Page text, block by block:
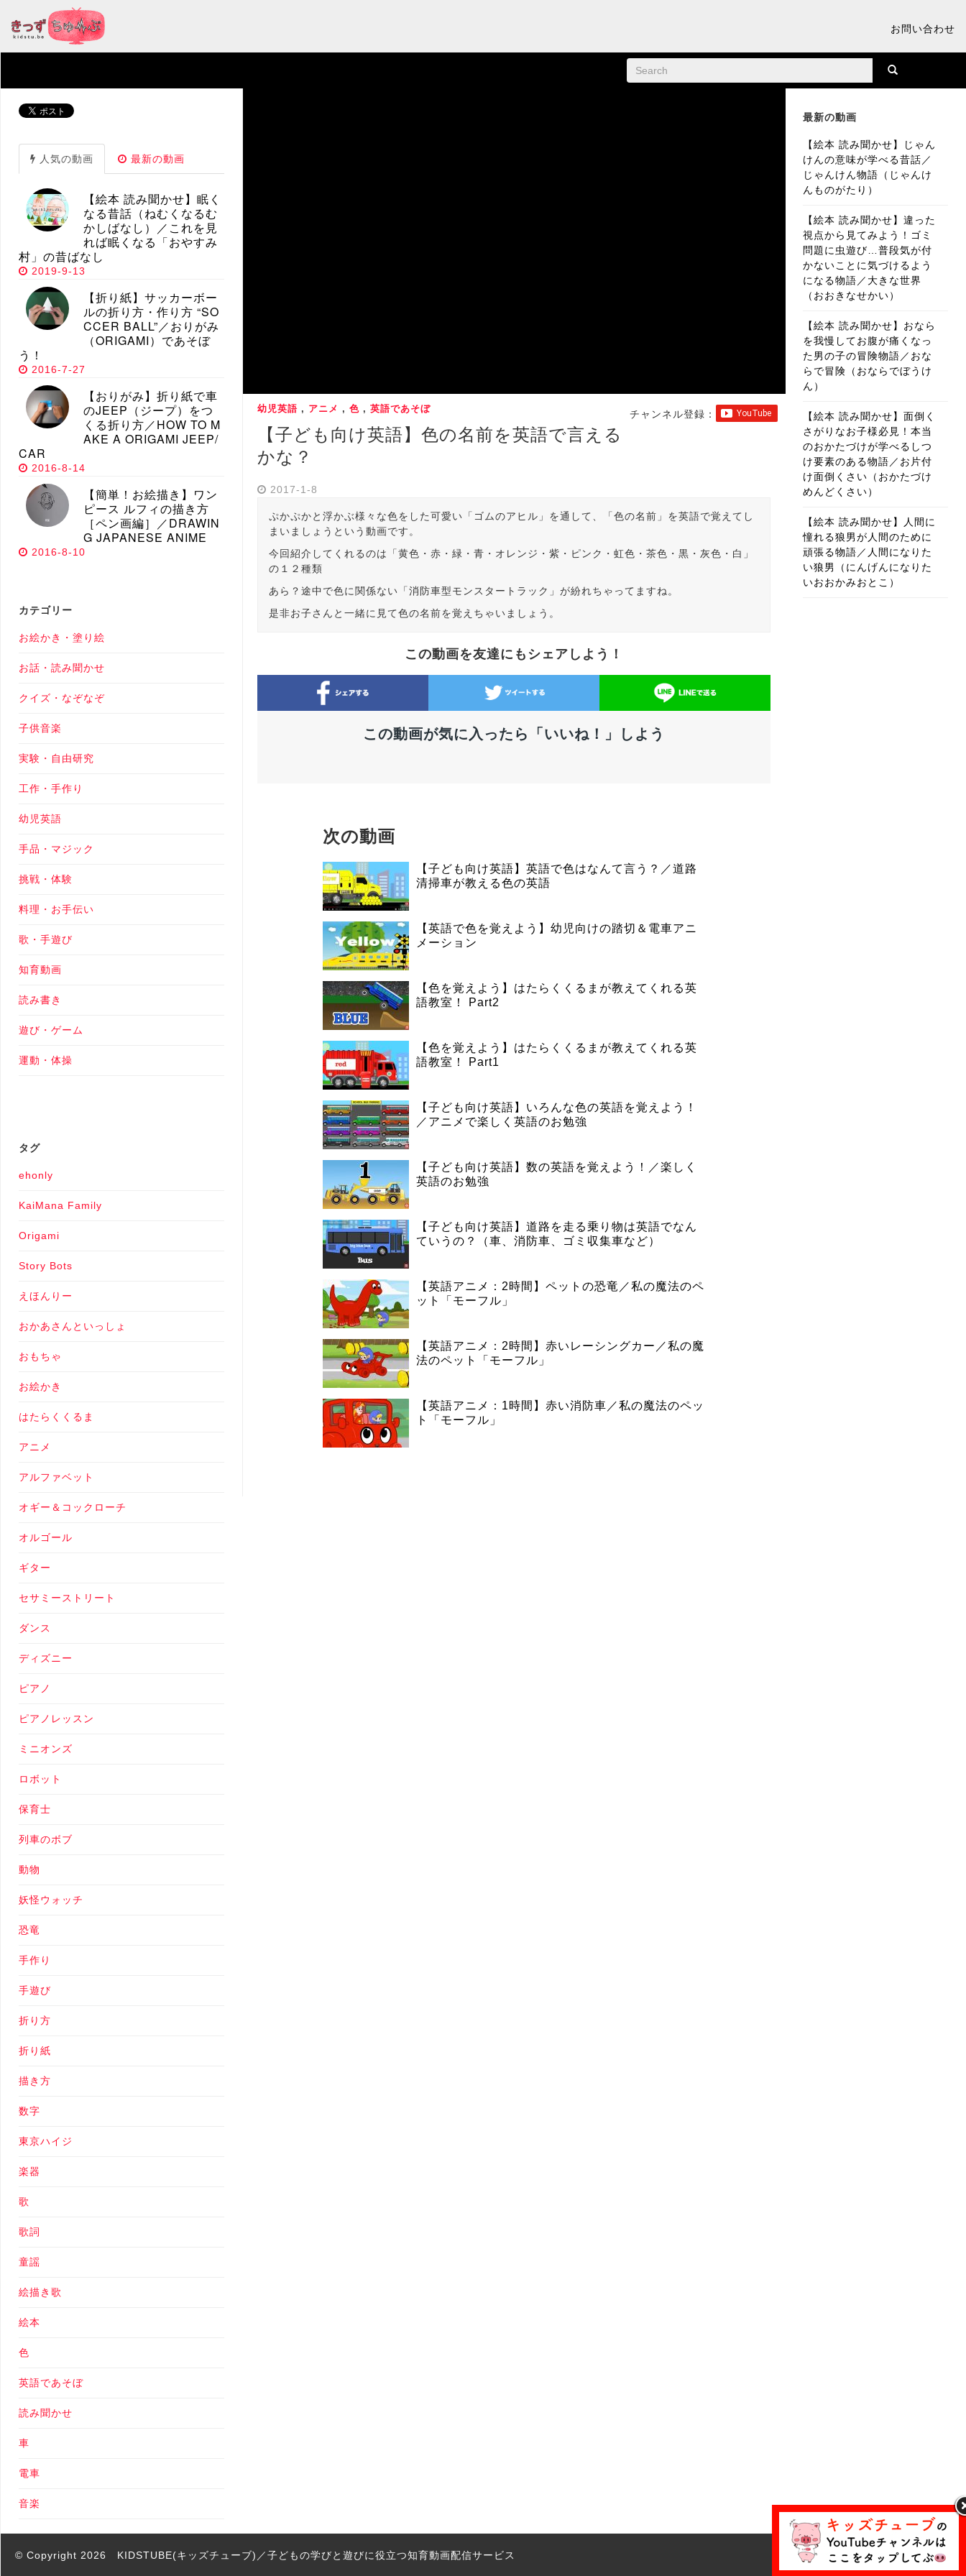
お問い合わせ
チャンネル登録：
幼児英語 , アニメ , 色, 英語であそぼ
【子ども向け英語】色の名前を英語で言える
かな？
2017-1-8
ぷかぷかと浮かぶ様々な色をした可愛い「ゴムのアヒル」を通して、「色の名前」を英語で覚えてし
まいましょうという動画です。
今回紹介してくれるのは「黄色・赤・緑・青・オレンジ・紫・ピンク・虹色・茶色・黒・灰色・白」
の１２種類
あら？途中で色に関係ない「消防車型モンスタートラック」が紛れちゃってますね。
是非お子さんと一緒に見て色の名前を覚えちゃいましょう。
この動画を友達にもシェアしよう！
この動画が気に入ったら「いいね！」しよう
次の動画
【子ども向け英語】英語で色はなんて言う？／道路
清掃車が教える色の英語
【英語で色を覚えよう】幼児向けの踏切＆電車アニ
メーション
【色を覚えよう】はたらくくるまが教えてくれる英
語教室！ Part2
【色を覚えよう】はたらくくるまが教えてくれる英
語教室！ Part1
【子ども向け英語】いろんな色の英語を覚えよう！
／アニメで楽しく英語のお勉強
【子ども向け英語】数の英語を覚えよう！／楽しく
英語のお勉強
【子ども向け英語】道路を走る乗り物は英語でなん
ていうの？（車、消防車、ゴミ収集車など）
【英語アニメ：2時間】ペットの恐竜／私の魔法のペ
ット「モーフル」
【英語アニメ：2時間】赤いレーシングカー／私の魔
法のペット「モーフル」
【英語アニメ：1時間】赤い消防車／私の魔法のペッ
ト「モーフル」
最新の動画
【絵本 読み聞かせ】じゃん
けんの意味が学べる昔話／
じゃんけん物語（じゃんけ
んものがたり）
【絵本 読み聞かせ】違った
視点から見てみよう！ゴミ
問題に虫遊び…普段気が付
かないことに気づけるよう
になる物語／大きな世界
（おおきなせかい）
【絵本 読み聞かせ】おなら
を我慢してお腹が痛くなっ
た男の子の冒険物語／おな
らで冒険（おならでぼうけ
ん）
【絵本 読み聞かせ】面倒く
さがりなお子様必見！本当
のおかたづけが学べるしつ
け要素のある物語／お片付
け面倒くさい（おかたづけ
めんどくさい）
【絵本 読み聞かせ】人間に
憧れる狼男が人間のために
頑張る物語／人間になりた
い狼男（にんげんになりた
いおおかみおとこ）
人気の動画 最新の動画
【絵本 読み聞かせ】眠く
なる昔話（ねむくなるむ
かしばなし）／これを見
れば眠くなる「おやすみ
村」の昔ばなし
2019-9-13
【折り紙】サッカーボー
ルの折り方・作り方 “SO
CCER BALL”／おりがみ
（ORIGAMI）であそぼ
う！
2016-7-27
【おりがみ】折り紙で車
のJEEP（ジープ）をつ
くる折り方／HOW TO M
AKE A ORIGAMI JEEP/
CAR
2016-8-14
【簡単！お絵描き】ワン
ピース ルフィの描き方
［ペン画編］／DRAWIN
G JAPANESE ANIME
2016-8-10
カテゴリー
お絵かき・塗り絵
お話・読み聞かせ
クイズ・なぞなぞ
子供音楽
実験・自由研究
工作・手作り
幼児英語
手品・マジック
挑戦・体験
料理・お手伝い
歌・手遊び
知育動画
読み書き
遊び・ゲーム
運動・体操
タグ
ehonly
KaiMana Family
Origami
Story Bots
えほんりー
おかあさんといっしょ
おもちゃ
お絵かき
はたらくくるま
アニメ
アルファベット
オギー＆コックローチ
オルゴール
ギター
セサミーストリート
ダンス
ディズニー
ピアノ
ピアノレッスン
ミニオンズ
ロボット
保育士
列車のボブ
動物
妖怪ウォッチ
恐竜
手作り
手遊び
折り方
折り紙
描き方
数字
東京ハイジ
楽器
歌
歌詞
童謡
絵描き歌
絵本
色
英語であそぼ
読み聞かせ
車
電車
音楽
© Copyright 2026 KIDSTUBE(キッズチューブ)／子どもの学びと遊びに役立つ知育動画配信サービス